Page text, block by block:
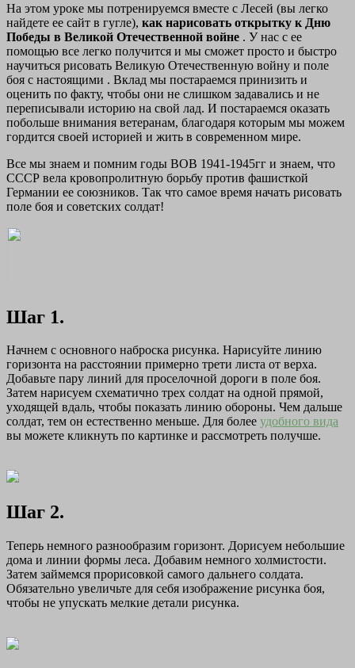
На этом уроке мы потренируемся вместе с Лесей (вы легко
найдете ее сайт в гугле), как нарисовать открытку к Дню
Победы в Великой Отечественной войне . У нас с ее
помощью все легко получится и мы сможет просто и быстро
научиться рисовать Великую Отечественную войну и поле
боя с настоящими . Вклад мы постараемся принизить и
оценить по факту, чтобы они не слишком задавались и не
переписывали историю на свой лад. И постараемся оказать
побольше внимания ветеранам, благодаря которым мы можем
гордится своей историей и жить в современном мире.
Все мы знаем и помним годы ВОВ 1941-1945гг и знаем, что
СССР вела кровопролитную борьбу против фашисткой
Германии ее союзников. Так что самое время начать рисовать
поле боя и советских солдат!
Шаг 1.
Начнем с основного наброска рисунка. Нарисуйте линию
горизонта на расстоянии примерно трети листа от верха.
Добавьте пару линий для проселочной дороги в поле боя.
Затем нарисуем схематично трех солдат на одной прямой,
уходящей вдаль, чтобы показать линию обороны. Чем дальше
солдат, тем он естественно меньше. Для более удобного вида
вы можете кликнуть по картинке и рассмотреть получше.
Шаг 2.
Теперь немного разнообразим горизонт. Дорисуем небольшие
дома и линии формы леса. Добавим немного холмистости.
Затем займемся прорисовкой самого дальнего солдата.
Обязательно увеличьте для себя изображение рисунка боя,
чтобы не упускать мелкие детали рисунка.